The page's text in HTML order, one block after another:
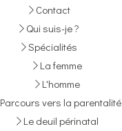
Contact
Qui suis-je ?
Spécialités
La femme
L'homme
Parcours vers la parentalité
Le deuil périnatal